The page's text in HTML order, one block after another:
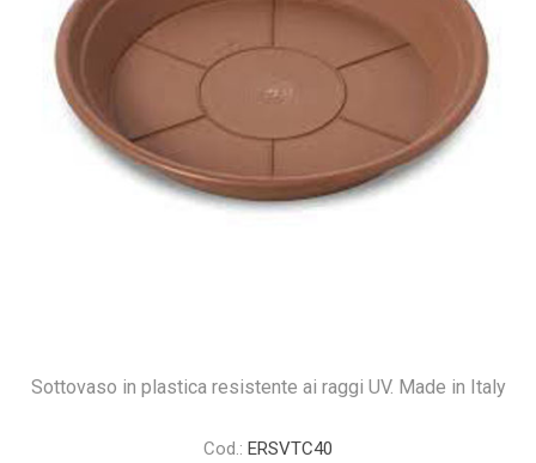
Sottovaso in plastica resistente ai raggi UV. Made in Italy
Cod.: ERSVTC40